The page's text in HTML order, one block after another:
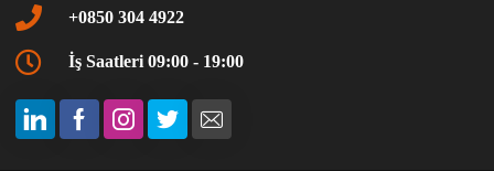
+0850 304 4922
İş Saatleri 09:00 - 19:00